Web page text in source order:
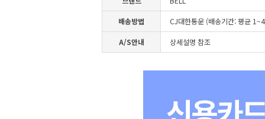
배송방법 CJ대한통운 (배송기간: 평균
A/S안내 상세설명 참조